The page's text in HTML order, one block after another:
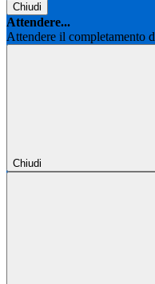
Chiudi
Attendere...
Attendere il completamento
Chiudi